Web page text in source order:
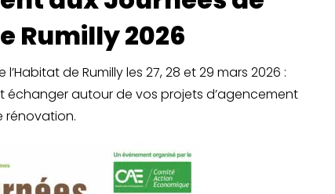
Rumilly 2026
de Rumilly les 27, 28 et 29 mars 2026 :
échanger autour de vos projets d’agencement
rénovation.